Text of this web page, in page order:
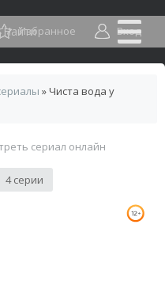
Избранное Вход
» Чиста вода у
сериал онлайн
4 серии